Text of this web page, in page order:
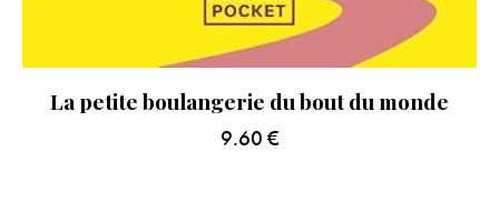
La petite boulangerie du bout du monde
9.60 €